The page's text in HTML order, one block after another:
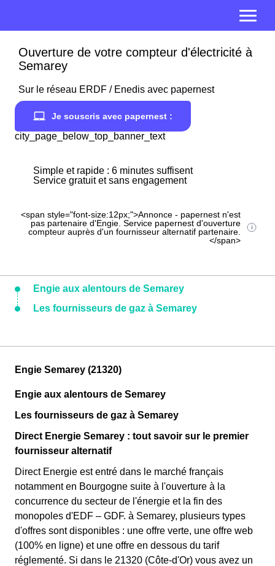
Ouverture de votre compteur d'électricité à
Semarey
Sur le réseau ERDF / Enedis avec papernest
Je souscris avec papernest :
city_page_below_top_banner_text
Simple et rapide : 6 minutes suffisent
Service gratuit et sans engagement
<span style="font-size:12px;">Annonce - papernest n'est
pas partenaire d'Engie. Service papernest d'ouverture
compteur auprès d'un fournisseur alternatif partenaire.
</span>
Engie aux alentours de Semarey
Les fournisseurs de gaz à Semarey
Engie Semarey (21320)
Engie aux alentours de Semarey
Les fournisseurs de gaz à Semarey
Direct Energie Semarey : tout savoir sur le premier
fournisseur alternatif
Direct Energie est entré dans le marché français
notamment en Bourgogne suite à l'ouverture à la
concurrence du secteur de l'énergie et la fin des
monopoles d'EDF – GDF. à Semarey, plusieurs types
d'offres sont disponibles : une offre verte, une offre web
(100% en ligne) et une offre en dessous du tarif
réglementé. Si dans le 21320 (Côte-d'Or) vous avez un